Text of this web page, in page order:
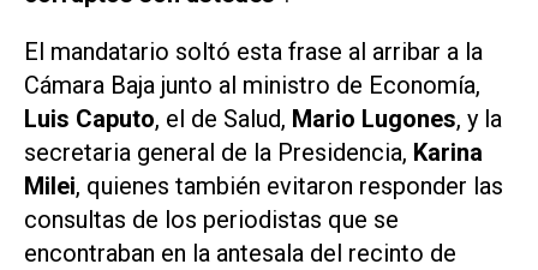
El mandatario soltó esta frase al arribar a la
Cámara Baja junto al ministro de Economía,
Luis Caputo, el de Salud, Mario Lugones, y la
secretaria general de la Presidencia, Karina
Milei, quienes también evitaron responder las
consultas de los periodistas que se
encontraban en la antesala del recinto de